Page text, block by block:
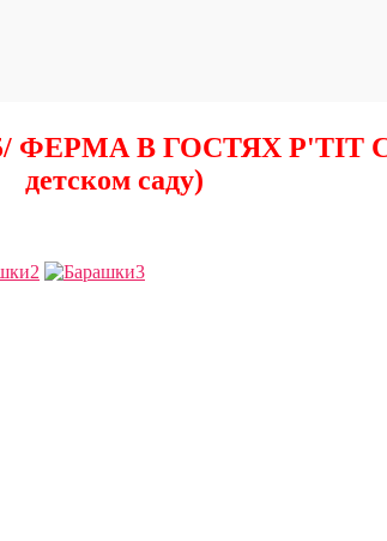
ФЕРМА В ГОСТЯХ P'TIT
детском саду)